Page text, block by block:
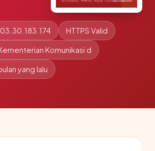
HTTPS Valid
Komunikasi d
yang lalu